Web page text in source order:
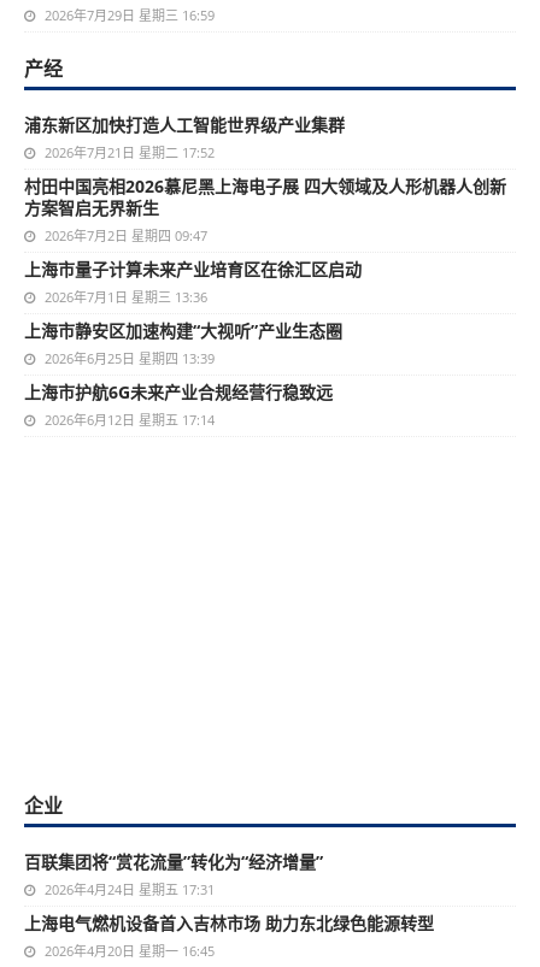
2026年7月29日 星期三 16:59
产经
浦东新区加快打造人工智能世界级产业集群
2026年7月21日 星期二 17:52
村田中国亮相2026慕尼黑上海电子展 四大领域及人形机器人创新
方案智启无界新生
2026年7月2日 星期四 09:47
上海市量子计算未来产业培育区在徐汇区启动
2026年7月1日 星期三 13:36
上海市静安区加速构建“大视听”产业生态圈
2026年6月25日 星期四 13:39
上海市护航6G未来产业合规经营行稳致远
2026年6月12日 星期五 17:14
企业
百联集团将“赏花流量”转化为“经济增量”
2026年4月24日 星期五 17:31
上海电气燃机设备首入吉林市场 助力东北绿色能源转型
2026年4月20日 星期一 16:45